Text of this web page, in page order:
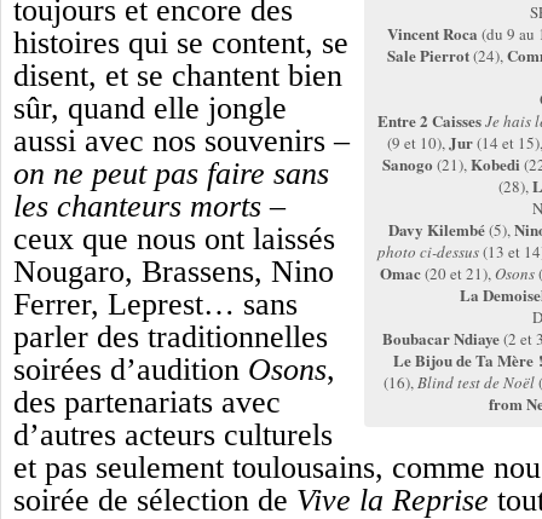
Vincent Roca (du 9 au
Sale Pierrot(24),
Entre 2 CaissesJe hais
(9 et 10), Jur(14 et
Sanogo (21),Kobedi
(28),
Davy Kilembé(5),
photo ci-dessus(13 et
Omac(20 et 21),Osons
La
Boubacar Ndiaye(2 et
Le Bijou de Ta Mère !
(16),Blind test de Noël
from
toujours et encore des
histoires qui se content, se
disent, et se chantent bien
sûr, quand elle jongle
aussi avec nos souvenirs –
on ne peut pas faire sans
les chanteurs morts –
ceux que nous ont laissés
Nougaro, Brassens, Nino
Ferrer, Leprest… sans
parler des traditionnelles
soirées d’audition Osons,
des partenariats avec
d’autres acteurs culturels
et pas seulement toulousains, comme
soirée de sélection de Vive la Reprise